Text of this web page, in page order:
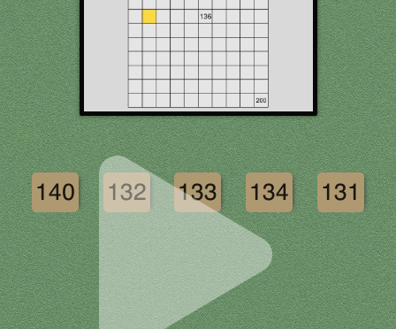
140 132 133 134 131